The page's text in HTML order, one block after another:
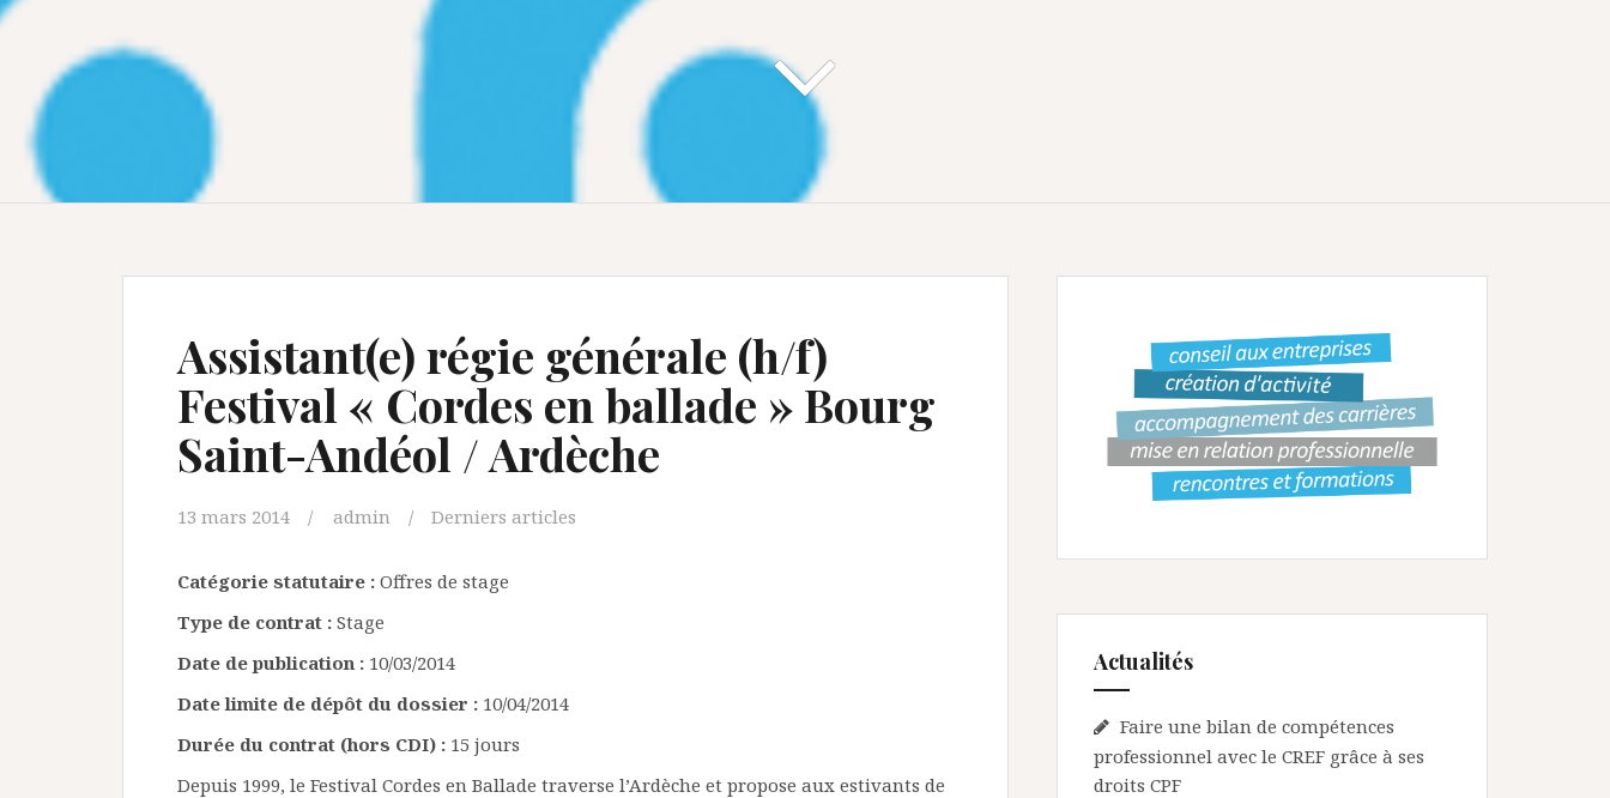
Assistant(e) régie générale (h/f)
Festival « Cordes en ballade » Bourg
Saint-Andéol / Ardèche
13 mars 2014 admin Derniers articles
Catégorie statutaire : Offres de stage
Type de contrat : Stage
Date de publication : 10/03/2014
Date limite de dépôt du dossier : 10/04/2014
Durée du contrat (hors CDI) : 15 jours
Depuis 1999, le Festival Cordes en Ballade traverse l’Ardèche et propose aux estivants de
Actualités
Faire une bilan de compétences
professionnel avec le CREF grâce à ses
droits CPF